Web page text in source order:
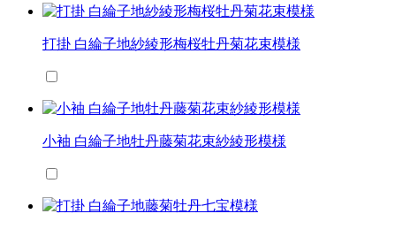
打掛 白綸子地紗綾形梅桜牡丹菊花束模様
小袖 白綸子地牡丹藤菊花束紗綾形模様